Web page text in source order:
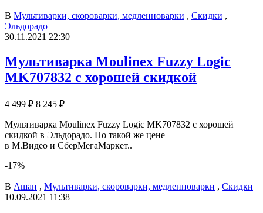
В Мультиварки, скороварки, медленноварки , Скидки ,
Эльдорадо
30.11.2021 22:30
Мультиварка Moulinex Fuzzy Logic
MK707832 с хорошей скидкой
4 499 ₽ 8 245 ₽
Мультиварка Moulinex Fuzzy Logic MK707832 с хорошей
скидкой в Эльдорадо. По такой же цене
в М.Видео и СберМегаМаркет..
-17%
В Ашан , Мультиварки, скороварки, медленноварки , Скидки
10.09.2021 11:38